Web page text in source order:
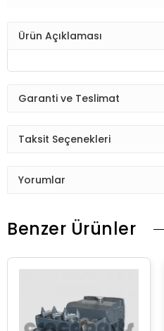
Ürün Açıklaması
Garanti ve Teslimat
Taksit Seçenekleri
Yorumlar
Benzer Ürünler